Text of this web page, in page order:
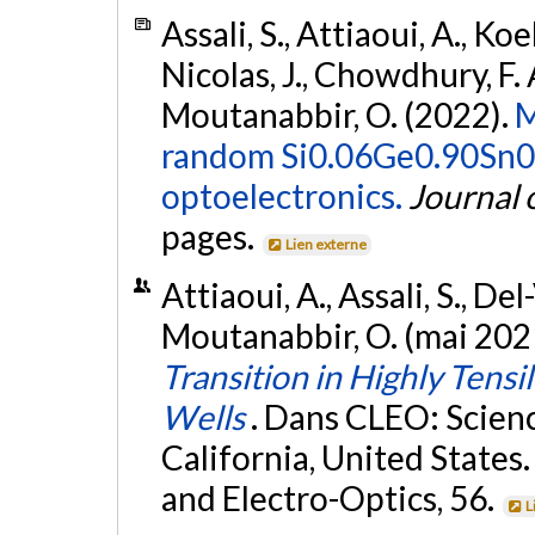
Assali, S., Attiaoui, A.,
Nicolas, J., Chowdhury,
Moutanabbir, O. (2022).
random
optoelectronics. Journal
pages.
Lien externe
Attiaoui, A., Assali, S.,
Moutanabbir, O. (mai
Transition in Highly
Wells. Dans CLEO:
California, United
and Electro-Optics, 56.